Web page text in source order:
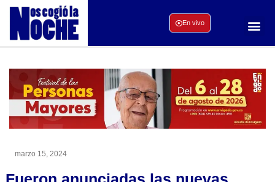
En vivo
marzo 15, 2024